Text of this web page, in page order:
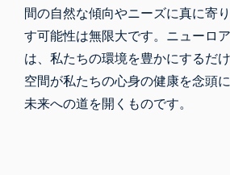
間の自然な傾向やニーズに真に寄
す可能性は無限大です。ニューロ
は、私たちの環境を豊かにするだ
空間が私たちの心身の健康を念頭
未来への道を開くものです。